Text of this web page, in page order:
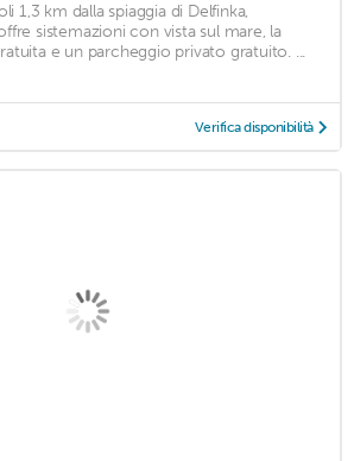
1,3 km dalla spiaggia di Delfinka,
sistemazioni con vista sul mare, la
e un parcheggio privato gratuito. ...
Verifica disponibilità